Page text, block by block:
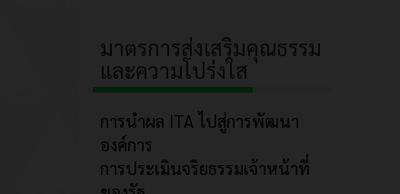
มาตรการส่งเสริมคุณธรรม
และความโปร่งใส
การนำผล ITA ไปสู่การพัฒนา
องค์การ
การประเมินจริยธรรมเจ้าหน้าที่